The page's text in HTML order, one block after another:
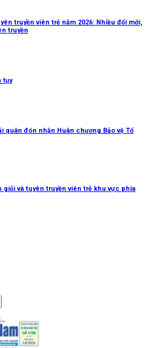
truyền viên trẻ năm 2026: Nhiều đổi mới,
truyền
tụy
quân đón nhận Huân chương Bảo vệ Tổ
giỏi và tuyên truyền viên trẻ khu vực phía